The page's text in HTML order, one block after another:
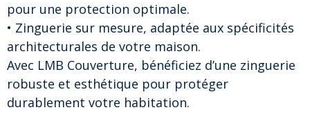
pour une protection optimale.
• Zinguerie sur mesure, adaptée aux spécificités
architecturales de votre maison.
Avec LMB Couverture, bénéficiez d’une zinguerie
robuste et esthétique pour protéger
durablement votre habitation.